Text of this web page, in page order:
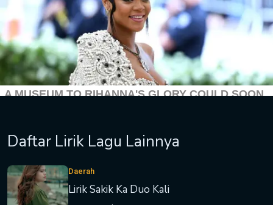
Daftar Lirik Lagu Lainnya
Daerah
Lirik Sakik Ka Duo Kali